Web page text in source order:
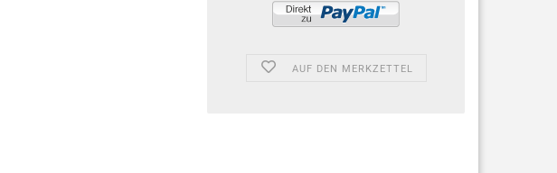
AUF DEN MERKZETTEL